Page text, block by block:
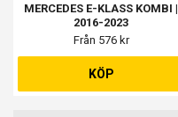
MERCEDES E-KLASS KOMBI |
2016-2023
Från 576 kr
KÖP